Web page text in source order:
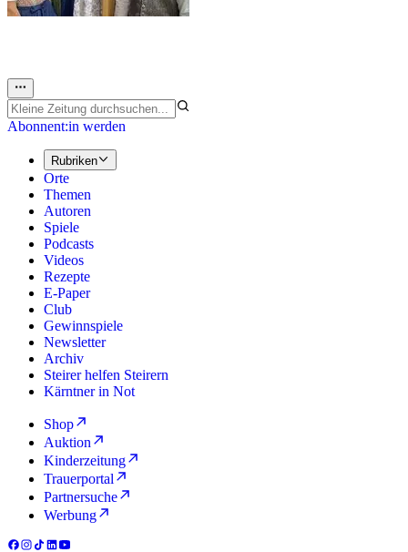
Abonnent:in werden
Rubriken
Orte
Themen
Autoren
Spiele
Podcasts
Videos
Rezepte
E-Paper
Club
Gewinnspiele
Newsletter
Archiv
Steirer helfen Steirern
Kärntner in Not
Shop
Auktion
Kinderzeitung
Trauerportal
Partnersuche
Werbung